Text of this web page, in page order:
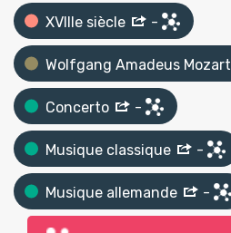
XVIIIe siècle -
Wolfgang Amadeus Mozart
Concerto -
Musique classique -
Musique allemande -